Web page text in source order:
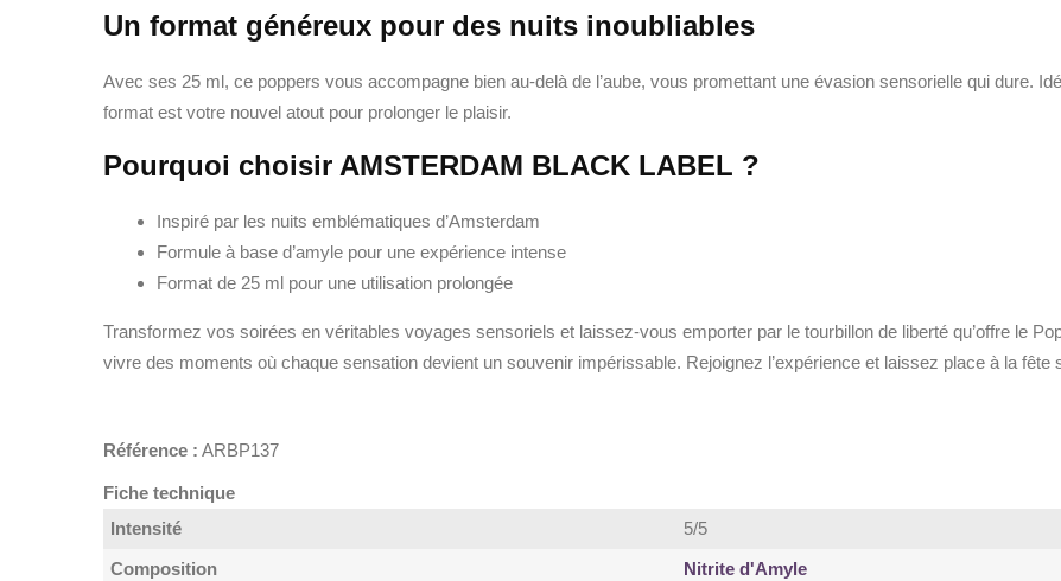
Un format généreux pour des nuits inoubliables
Avec ses 25 ml, ce poppers vous accompagne bien au-delà de l’aube, vous promettant une évasion sensorielle qui dure.
format est votre nouvel atout pour prolonger le plaisir.
Pourquoi choisir AMSTERDAM BLACK LABEL ?
Inspiré par les nuits emblématiques d’Amsterdam
Formule à base d’amyle pour une expérience intense
Format de 25 ml pour une utilisation prolongée
Transformez vos soirées en véritables voyages sensoriels et laissez-vous emporter par le tourbillon de liberté qu’offre le
vivre des moments où chaque sensation devient un souvenir impérissable. Rejoignez l’expérience et laissez place à la fête
Référence : ARBP137
Fiche technique
Intensité
5/5
Composition
Nitrite d'Amyle